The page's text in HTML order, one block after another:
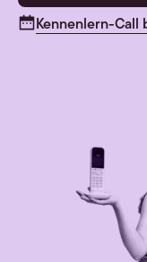
Kennenlern-Call